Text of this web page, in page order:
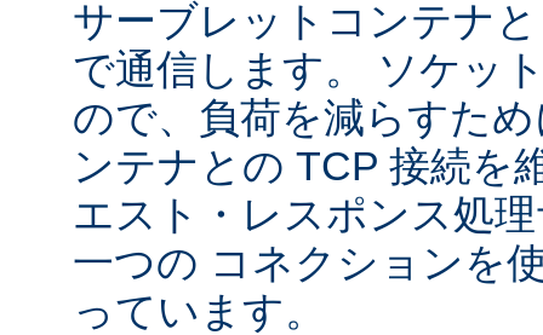
サーブレットコンテナ
で通信します。 ソケッ
ので、負荷を減らすた
ンテナとの TCP 接続を
エスト・レスポンス処
一つの コネクションを
っています。